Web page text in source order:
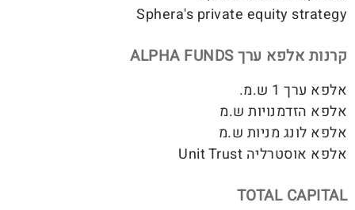
Sphera's private equity strategy
קרנות אלפא ערך ALPHA FUNDS
אלפא ערך 1 ש.מ.
אלפא הזדמנויות ש.מ
אלפא לונג מניות ש.מ
אלפא אוסטרליה Unit Trust
TOTAL CAPITAL